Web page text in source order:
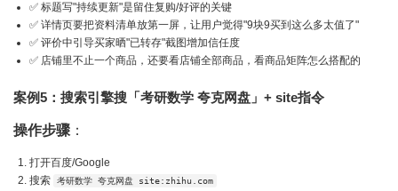
✅ 标题写"持续更新"是留住复购/好评的关键
✅ 详情页要把资料清单放第一屏，让用户觉得"9块9买到这么多太值了"
✅ 评价中引导买家晒"已转存"截图增加信任度
✅ 店铺里不止一个商品，还要看店铺全部商品，看商品矩阵怎么搭配的
案例5：搜索引擎搜「考研数学 夸克网盘」+ site指令
操作步骤 ：
打开百度/Google
搜索
考研数学 夸克网盘 site:zhihu.com